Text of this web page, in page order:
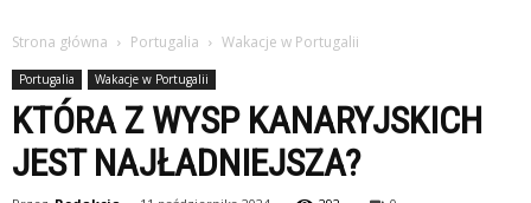
Strona główna Portugalia Wakacje w Portugalii
Portugalia Wakacje w Portugalii
KTÓRA Z WYSP KANARYJSKICH
JEST NAJŁADNIEJSZA?